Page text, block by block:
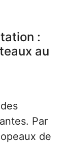
:
au
Par
de